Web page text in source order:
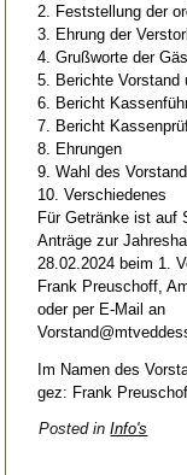
2. Feststellung der
3. Ehrung der
4. Grußworte der
5. Berichte Vorstand
6. Bericht
7. Bericht
8. Ehrungen
9. Wahl des
10. Verschiedenes
Für Getränke ist auf
Anträge zur
28.02.2024 beim 1.
Frank Preuschoff,
oder per E-Mail an
Im Namen des
gez: Frank
Posted in Info's